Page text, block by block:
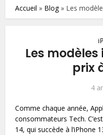
Accueil » Blog» Les
Les modèles
prix
4
Comme chaque année,
consommateurs Tech.
14, qui succède à l’iPhone